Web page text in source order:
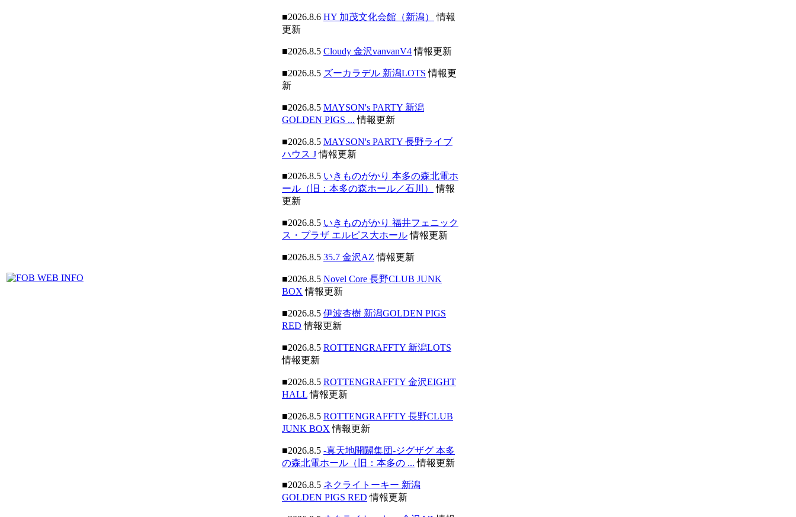
■2026.8.6 HY 加茂文化会館（新潟）
情報
更新
■2026.8.5 Cloudy 金沢vanvanV4情報更新
■2026.8.5 ズーカラデル 新潟LOTS 情報更
新
■2026.8.5 MAYSON's PARTY 新潟
GOLDEN PIGS ... 情報更新
■2026.8.5 MAYSON's PARTY 長野ライブ
ハウス J情報更新
■2026.8.5 いきものがかり 本多の森北電ホ
ール（旧：本多の森ホール／石川）
情報
更新
■2026.8.5 いきものがかり 福井フェニック
ス・プラザ エルピス大ホール情報更新
■2026.8.5 35.7 金沢AZ 情報更新
■2026.8.5 Novel Core 長野CLUB JUNK
BOX 情報更新
■2026.8.5 伊波杏樹 新潟GOLDEN PIGS
RED 情報更新
■2026.8.5 ROTTENGRAFFTY 新潟LOTS
情報更新
■2026.8.5 ROTTENGRAFFTY 金沢EIGHT
HALL情報更新
■2026.8.5 ROTTENGRAFFTY 長野CLUB
JUNK BOX 情報更新
■2026.8.5 -真天地開闢集団-ジグザグ 本多
の森北電ホール（旧：本多の ... 情報更新
■2026.8.5 ネクライトーキー 新潟
GOLDEN PIGS RED 情報更新